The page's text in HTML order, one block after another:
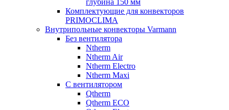
глубина 150 мм
Комплектующие для конвекторов
PRIMOCLIMA
Внутрипольные конвекторы Varmann
Без вентилятора
Ntherm
Ntherm Air
Ntherm Electro
Ntherm Maxi
С вентилятором
Qtherm
Qtherm ECO